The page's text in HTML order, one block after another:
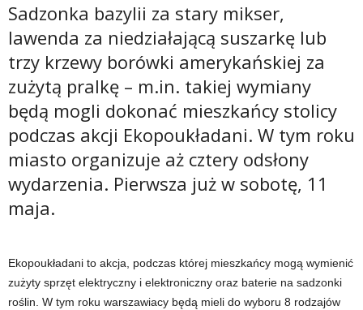
Sadzonka bazylii za stary mikser,
lawenda za niedziałającą suszarkę lub
trzy krzewy borówki amerykańskiej za
zużytą pralkę – m.in. takiej wymiany
będą mogli dokonać mieszkańcy stolicy
podczas akcji Ekopoukładani. W tym roku
miasto organizuje aż cztery odsłony
wydarzenia. Pierwsza już w sobotę, 11
maja.
Ekopoukładani to akcja, podczas której mieszkańcy mogą wymienić
zużyty sprzęt elektryczny i elektroniczny oraz baterie na sadzonki
roślin. W tym roku warszawiacy będą mieli do wyboru 8 rodzajów